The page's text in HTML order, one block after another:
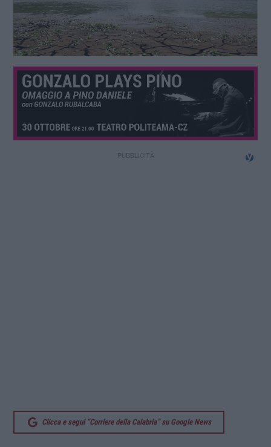
Clicca e segui “Corriere della Calabria” su Google News